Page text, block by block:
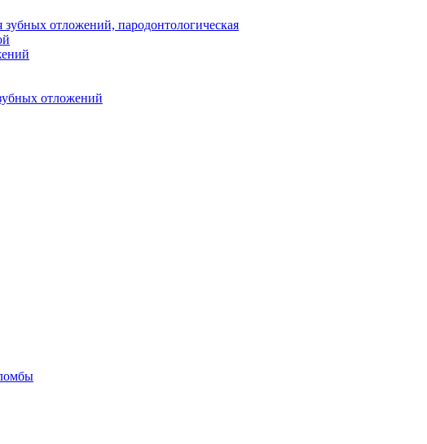
зубных отложений, пародонтологическая
отложений